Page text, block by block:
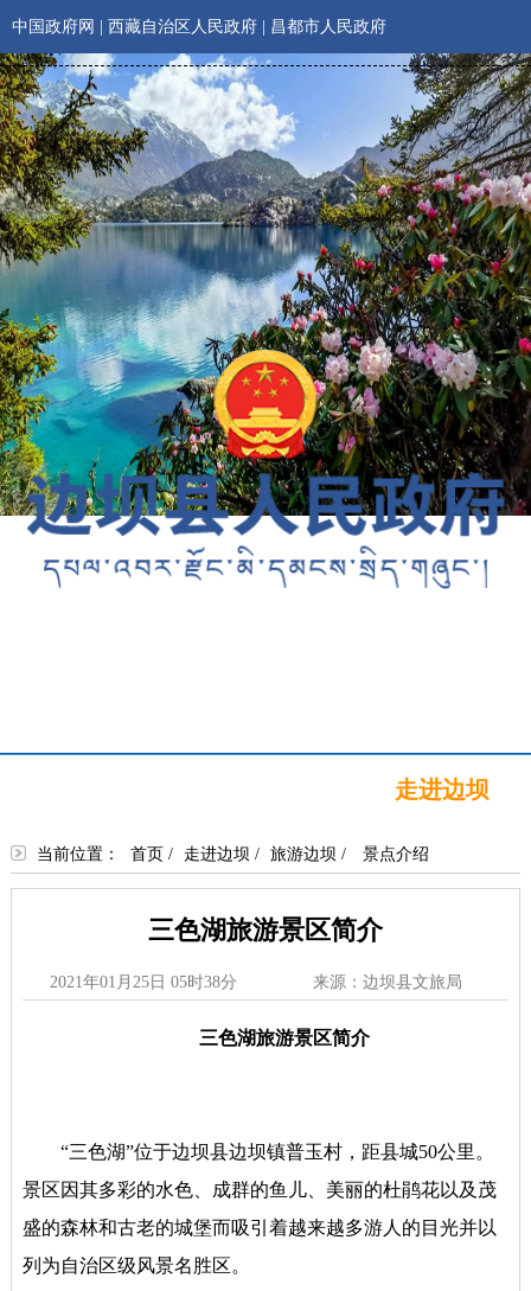
中国政府网 西藏自治区人民政府 昌都市人民政府
走进边坝
当前位置： 首页 / 走进边坝 / 旅游边坝 / 景点介绍
三色湖旅游景区简介
2021年01月25日 05时38分 来源：边坝县文旅局
三色湖旅游景区简介
“三色湖”位于边坝县边坝镇普玉村，距县城50公里。
景区因其多彩的水色、成群的鱼儿、美丽的杜鹃花以及茂
盛的森林和古老的城堡而吸引着越来越多游人的目光并以
列为自治区级风景名胜区。